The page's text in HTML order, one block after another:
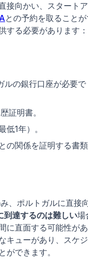
接向かい、スタート
との予約を取ること
する必要があります：
ルの銀行口座が必要で
証明書。
最低1年）。
の関係を証明する書
、ポルトガルに直接
到達するのは難しい場
に直面する可能性が
キューがあり、スケ
ができます。